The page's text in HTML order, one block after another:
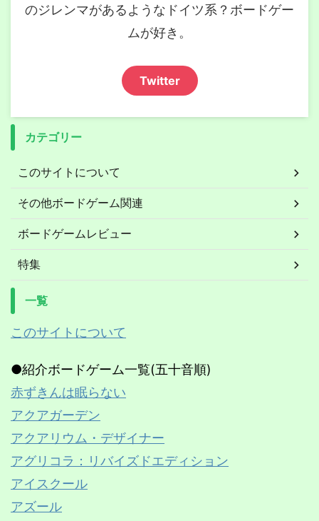
のジレンマがあるようなドイツ系？ボードゲー
ムが好き。
Twitter
カテゴリー
このサイトについて
その他ボードゲーム関連
ボードゲームレビュー
特集
一覧
このサイトについて
●紹介ボードゲーム一覧(五十音順)
赤ずきんは眠らない
アクアガーデン
アクアリウム・デザイナー
アグリコラ：リバイズドエディション
アイスクール
アズール